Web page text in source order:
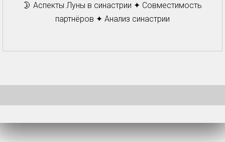
🌛 Аспекты Луны в синастрии ✦ Совместимость
партнёров ✦ Анализ синастрии